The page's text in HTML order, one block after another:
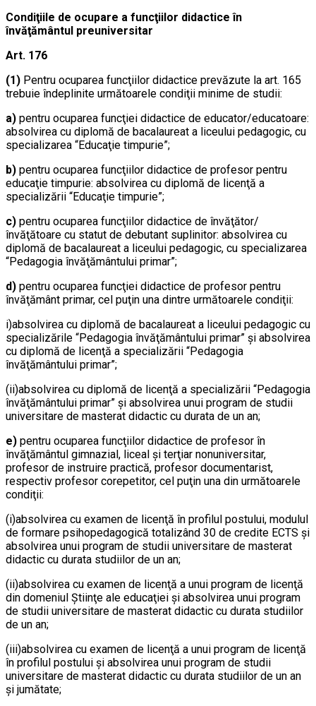
Condiţiile de ocupare a funcţiilor didactice în
învăţământul preuniversitar
Art. 176
(1) Pentru ocuparea funcţiilor didactice prevăzute la art. 165
trebuie îndeplinite următoarele condiţii minime de studii:
a) pentru ocuparea funcţiei didactice de educator/educatoare:
absolvirea cu diplomă de bacalaureat a liceului pedagogic, cu
specializarea “Educaţie timpurie”;
b) pentru ocuparea funcţiilor didactice de profesor pentru
educaţie timpurie: absolvirea cu diplomă de licenţă a
specializării “Educaţie timpurie”;
c) pentru ocuparea funcţiilor didactice de învăţător/
învăţătoare cu statut de debutant suplinitor: absolvirea cu
diplomă de bacalaureat a liceului pedagogic, cu specializarea
“Pedagogia învăţământului primar”;
d) pentru ocuparea funcţiei didactice de profesor pentru
învăţământ primar, cel puţin una dintre următoarele condiţii:
i)absolvirea cu diplomă de bacalaureat a liceului pedagogic cu
specializările “Pedagogia învăţământului primar” şi absolvirea
cu diplomă de licenţă a specializării “Pedagogia
învăţământului primar”;
(ii)absolvirea cu diplomă de licenţă a specializării “Pedagogia
învăţământului primar” şi absolvirea unui program de studii
universitare de masterat didactic cu durata de un an;
e) pentru ocuparea funcţiilor didactice de profesor în
învăţământul gimnazial, liceal şi terţiar nonuniversitar,
profesor de instruire practică, profesor documentarist,
respectiv profesor corepetitor, cel puţin una din următoarele
condiţii:
(i)absolvirea cu examen de licenţă în profilul postului, modulul
de formare psihopedagogică totalizând 30 de credite ECTS şi
absolvirea unui program de studii universitare de masterat
didactic cu durata studiilor de un an;
(ii)absolvirea cu examen de licenţă a unui program de licenţă
din domeniul Ştiinţe ale educaţiei şi absolvirea unui program
de studii universitare de masterat didactic cu durata studiilor
de un an;
(iii)absolvirea cu examen de licenţă a unui program de licenţă
în profilul postului şi absolvirea unui program de studii
universitare de masterat didactic cu durata studiilor de un an
şi jumătate;